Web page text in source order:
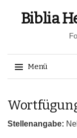
Biblia
Menü
zum
Stellenangabe: